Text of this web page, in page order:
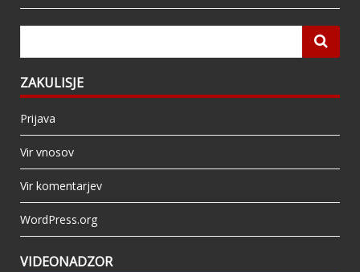
ZAKULISJE
Prijava
Vir vnosov
Vir komentarjev
WordPress.org
VIDEONADZOR